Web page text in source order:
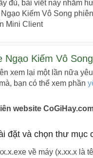
đủ, bài viết này nhằm
Kiếm Vô Song
Mini Client
Ngạo Kiếm Vô Song
xem lại một lần nữa
bạn có thể xem phần
website
đặt và chọn thư mục
về máy (x.xx.x là